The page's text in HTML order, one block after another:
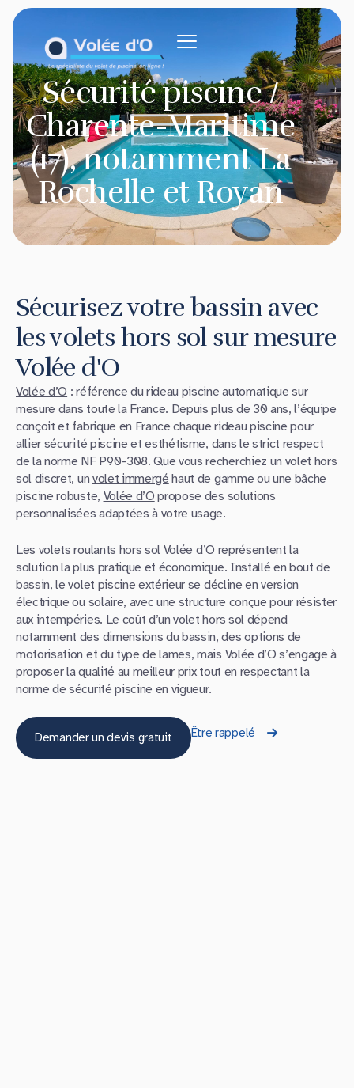
principal
Sécurité piscine /
Charente-Maritime
(17), notamment La
Rochelle et Royan
Sécurisez votre bassin avec
les volets hors sol sur mesure
Volée d'O
Volée d’O : référence du rideau piscine automatique sur
mesure dans toute la France. Depuis plus de 30 ans, l’équipe
conçoit et fabrique en France chaque rideau piscine pour
allier sécurité piscine et esthétisme, dans le strict respect
de la norme NF P90-308. Que vous recherchiez un volet hors
sol discret, un volet immergé haut de gamme ou une bâche
piscine robuste, Volée d’O propose des solutions
personnalisées adaptées à votre usage.
Les volets roulants hors sol Volée d’O représentent la
solution la plus pratique et économique. Installé en bout de
bassin, le volet piscine extérieur se décline en version
électrique ou solaire, avec une structure conçue pour résister
aux intempéries. Le coût d’un volet hors sol dépend
notamment des dimensions du bassin, des options de
motorisation et du type de lames, mais Volée d’O s’engage à
proposer la qualité au meilleur prix tout en respectant la
norme de sécurité piscine en vigueur.
Demander un devis gratuit Être rappelé